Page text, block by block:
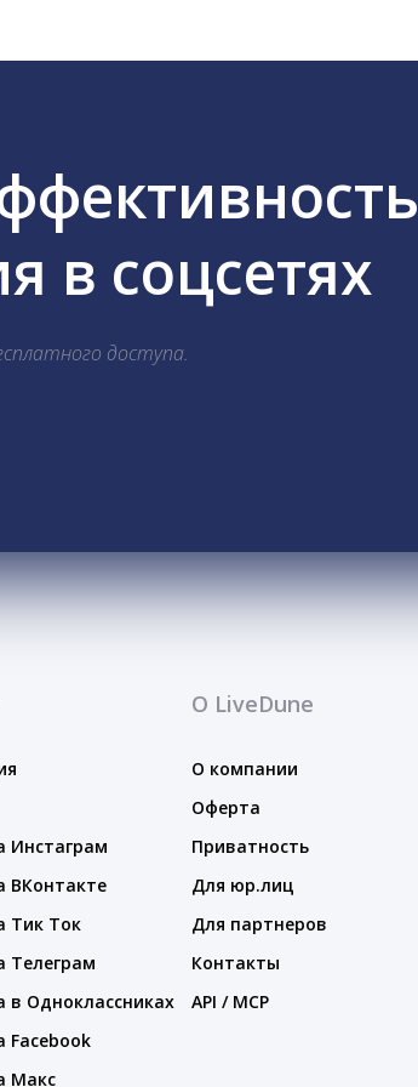
в соцсетях
доступа.
Инстаграм
ВКонтакте
Тик Ток
Телеграм
в Одноклассниках
Facebook
Макс
О LiveDune
О компании
Оферта
Приватность
Для юр.лиц
Для партнеров
Контакты
API / MCP